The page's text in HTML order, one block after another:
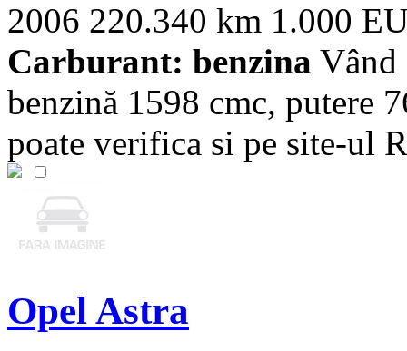
2006 220.340 km 1.000
Carburant: benzina Vând
benzină 1598 cmc, putere
poate verifica si pe site-ul
Opel Astra